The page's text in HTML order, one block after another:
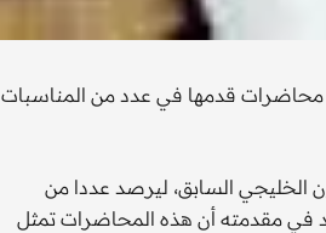
محاضرات قدمها في عدد من المناسبات
الخليجي السابق، ليرصد عددا من
في مقدمته أن هذه المحاضرات تمثل